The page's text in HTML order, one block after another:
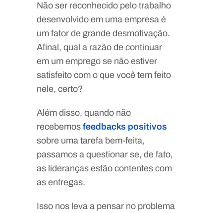
Não ser reconhecido pelo trabalho
desenvolvido em uma empresa é
um fator de grande desmotivação.
Afinal, qual a razão de continuar
em um emprego se não estiver
satisfeito com o que você tem feito
nele, certo?
Além disso, quando não
recebemos feedbacks positivos
sobre uma tarefa bem-feita,
passamos a questionar se, de fato,
as lideranças estão contentes com
as entregas.
Isso nos leva a pensar no problema